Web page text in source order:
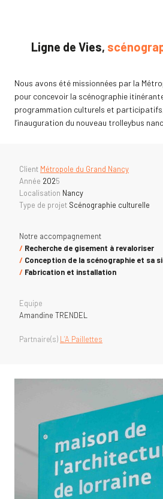
Ligne de Vies, scéno
Nous avons été missionnées par la
pour concevoir la scénographie
programmation culturels et
l’inauguration du nouveau trolleybus
Client Métropole du Grand Nancy
Année 2025
Localisation Nancy
Type de projet Scénographie culturelle
Notre accompagnement
/ Recherche de gisement à revaloriser
/ Conception de la scénographie et sa
/ Fabrication et installation
Equipe
Amandine TRENDEL
Partnaire(s) L’A Paillettes